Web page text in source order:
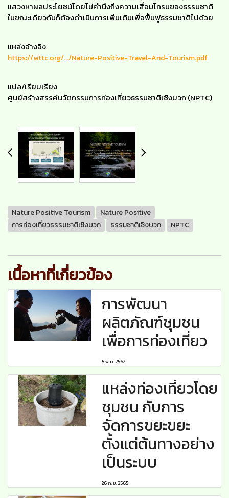
แสวงหาผลประโยชน์โดยไม่คำนึงถึงความเสื่อมโทรมของธรรมชาติ
ในขณะเดียวกันก็ต้องดำเนินการเพิ่มเติมเพื่อฟื้นฟูธรรมชาติไปด้วย
แหล่งอ้างอิง
https://wttc.org/.../Nature-Positive-Travel-And-Tourism.pdf
แปล/เรียบเรียง
ศูนย์สร้างสรรค์นวัตกรรมการท่องเที่ยวธรรมชาติเชิงบวก (NPTC)
Nature Positive Tourism
Nature Positive
การท่องเที่ยวธรรมชาติเชิงบวก
ธรรมชาติเชิงบวก NPTC
เนื้อหาที่เกี่ยวข้อง
การพัฒนา
ผลิตภัณฑ์ชุมชน
เพื่อการท่องเที่ยว
5 พ.ย. 2562
แหล่งท่องเที่ยวโดย
ชุมชน กับการ
จัดการขยะขยะ
ตั้งแต่ต้นทางอย่าง
เป็นระบบ
26 ก.ย. 2565